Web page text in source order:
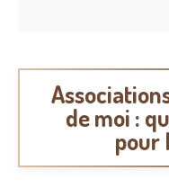
de moi :
pour